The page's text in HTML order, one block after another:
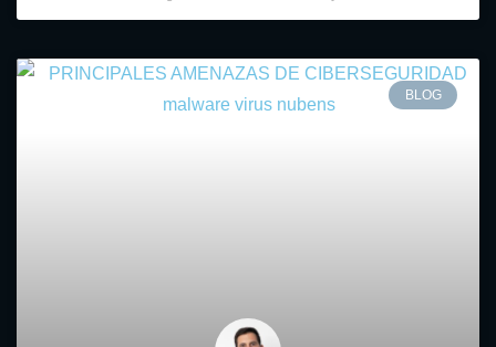
BLOG